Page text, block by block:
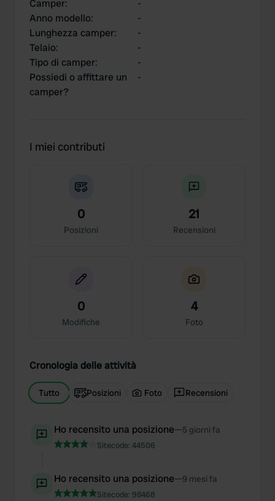
Camper:
-
Anno modello:
-
Lunghezza camper:
-
Telaio:
-
Tipo di camper:
-
Possiedi o affittare un
camper?
-
I miei contributi
0
Posizioni
21
Recensioni
0
Modifiche
4
Foto
Cronologia delle attività
Tutto Posizioni Foto Recensioni
Ho recensito una posizione—5 giorni fa
Sitecode: 44506
Ho recensito una posizione—9 mesi fa
Sitecode: 98468